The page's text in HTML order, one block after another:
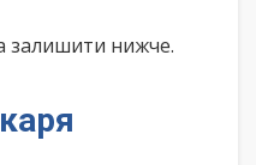
залишити нижче.